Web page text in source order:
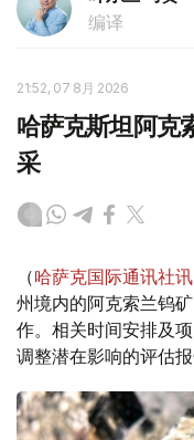
编译
21:52, 07 8月 2026
哈萨克斯坦阿克
采
（哈萨克国际通讯社讯
州境内的阿克索兰钨
作。相关时间安排及
调整潜在影响的评估报